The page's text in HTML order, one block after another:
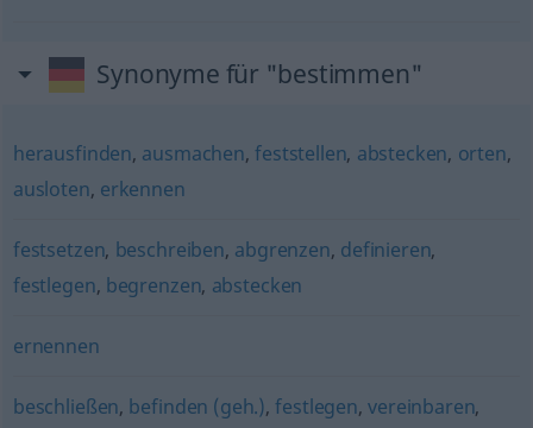
Synonyme für "bestimmen"
herausfinden, ausmachen,feststellen, abstecken, orten,
ausloten, erkennen
festsetzen, beschreiben, abgrenzen, definieren,
festlegen, begrenzen, abstecken
ernennen
beschließen, befinden (geh.),festlegen,vereinbaren,